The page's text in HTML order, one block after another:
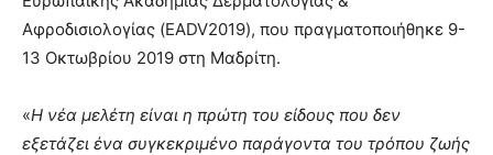
Αφροδισιολογίας (EADV2019), που πραγματοποιήθηκε 9-
13 Οκτωβρίου 2019 στη Μαδρίτη.
«Η νέα μελέτη είναι η πρώτη του είδους που δεν
εξετάζει ένα συγκεκριμένο παράγοντα του τρόπου ζωής